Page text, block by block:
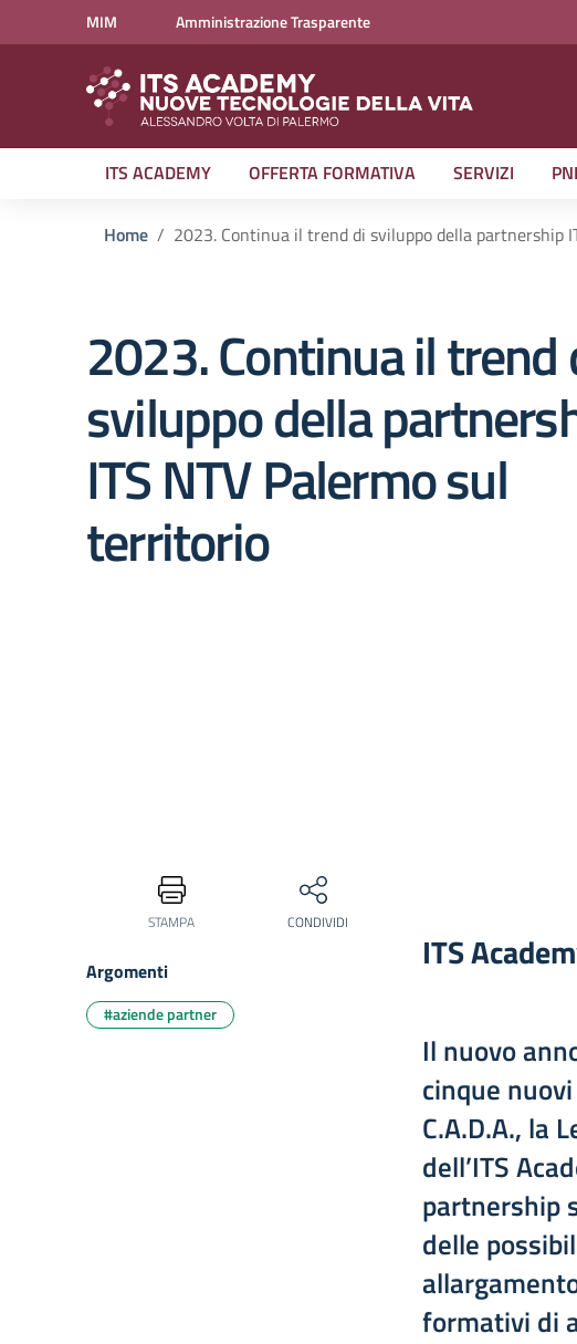
Vai ai contenuti
Vai al menu di navigazione
MIM Amministrazione Trasparente
ITS ACADEMY OFFERTA FORMATIVA SERVIZI
Home 2023. Continua il trend di sviluppo della partnership
2023. Continua il trend
sviluppo della
ITS NTV Palermo sul
territorio
ITS
Il nuovo
cinque
C.A.D.A., la
dell’ITS
partnership
delle
formativi di
STAMPA CONDIVIDI
Argomenti
#aziende partner